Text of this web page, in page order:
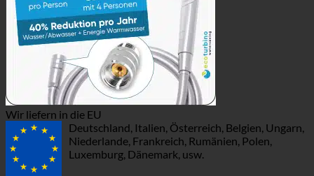
Wir liefern in die EU
Deutschland, Italien, Österreich, Belgien, Ungarn,
Niederlande, Frankreich, Rumänien, Polen,
Luxemburg, Dänemark, usw.